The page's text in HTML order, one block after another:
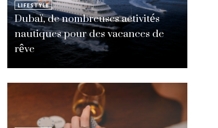
LIFESTYLE
Dubaï, de nombreuses activités
nautiques pour des vacances de
rêve